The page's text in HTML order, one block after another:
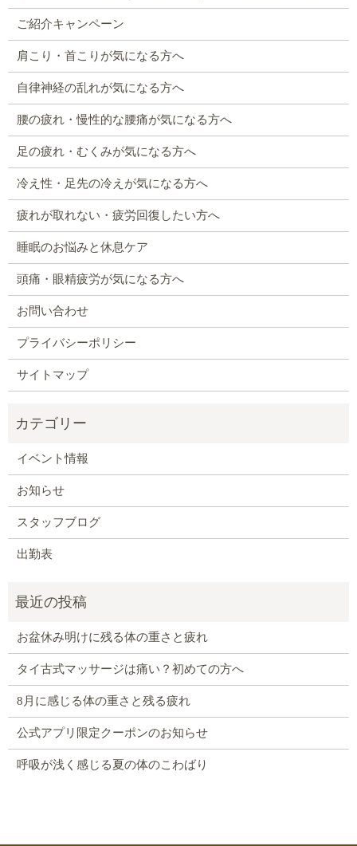
ご紹介キャンペーン
肩こり・首こりが気になる方へ
自律神経の乱れが気になる方へ
腰の疲れ・慢性的な腰痛が気になる方へ
足の疲れ・むくみが気になる方へ
冷え性・足先の冷えが気になる方へ
疲れが取れない・疲労回復したい方へ
睡眠のお悩みと休息ケア
頭痛・眼精疲労が気になる方へ
お問い合わせ
プライバシーポリシー
サイトマップ
イベント情報
お知らせ
スタッフブログ
出勤表
お盆休み明けに残る体の重さと疲れ
タイ古式マッサージは痛い？初めての方へ
8月に感じる体の重さと残る疲れ
公式アプリ限定クーポンのお知らせ
呼吸が浅く感じる夏の体のこわばり